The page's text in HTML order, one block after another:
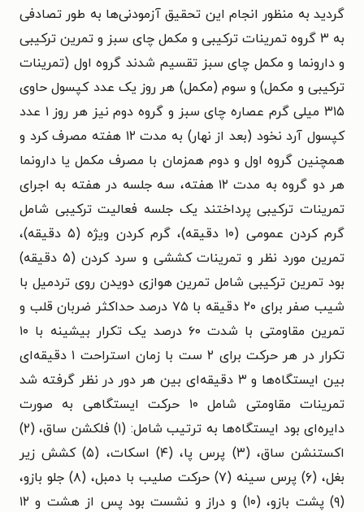
گردید به منظور انجام این تحقیق آزمودنی‌ها به طور تصادفی
به ۳ گروه تمرینات ترکیبی و مکمل چای سبز و تمرین ترکیبی
و دارونما و مکمل چای سبز تقسیم شدند گروه اول (تمرینات
ترکیبی و مکمل) و سوم (مکمل) هر روز یک عدد کپسول حاوی
۳۱۵ میلی گرم عصاره چای سبز و گروه دوم نیز هر روز ۱ عدد
کپسول آرد نخود (بعد از نهار) به مدت ۱۲ هفته مصرف کرد و
همچنین گروه اول و دوم همزمان با مصرف مکمل یا دارونما
هر دو گروه به مدت ۱۲ هفته، سه جلسه در هفته به اجرای
تمرینات ترکیبی پرداختند یک جلسه فعالیت ترکیبی شامل
گرم کردن عمومی (۱۰ دقیقه)، گرم کردن ویژه (۵ دقیقه)،
تمرین مورد نظر و تمرینات کششی و سرد کردن (۵ دقیقه)
بود تمرین ترکیبی شامل تمرین هوازی دویدن روی تردمیل با
شیب صفر برای ۲۰ دقیقه با ۷۵ درصد حداکثر ضربان قلب و
تمرین مقاومتی با شدت ۶۰ درصد یک تکرار بیشینه با ۱۰
تکرار در هر حرکت برای ۲ ست با زمان استراحت ۱ دقیقه‌ای
بین ایستگاه‌ها و ۳ دقیقه‌ای بین هر دور در نظر گرفته شد
تمرینات مقاومتی شامل ۱۰ حرکت ایستگاهی به صورت
دایره‌ای بود ایستگاه‌ها به ترتیب شامل: (۱) فلکشن ساق، (۲)
اکستنشن ساق، (۳) پرس پا، (۴) اسکات، (۵) کشش زیر
بغل، (۶) پرس سینه (۷) حرکت صلیب با دمبل، (۸) جلو بازو،
(۹) پشت بازو، (۱۰) و دراز و نشست بود پس از هشت و ۱۲